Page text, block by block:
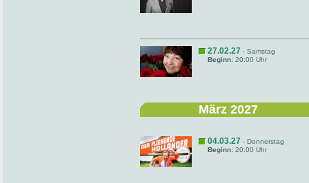
27.02.27 - Samstag
Beginn: 20:00 Uhr
März 2027
04.03.27 - Donnerstag
Beginn: 20:00 Uhr